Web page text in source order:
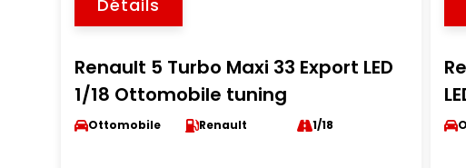
Détails
Renault 5 Turbo Maxi 33 Export LED
1/18 Ottomobile tuning
Ottomobile Renault 1/18